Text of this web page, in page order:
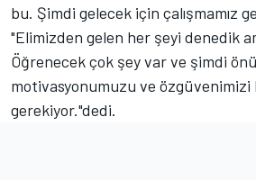
bu. Şimdi gelecek için çalışmamız
"Elimizden gelen her şeyi denedik
Öğrenecek çok şey var ve şimdi
motivasyonumuzu ve özgüvenimizi
gerekiyor."dedi.